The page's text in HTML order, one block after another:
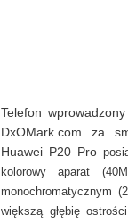
Telefon
DxOMark.com za
Huawei P20 Pro
kolorowy aparat
monochromatycznym
większą głębię